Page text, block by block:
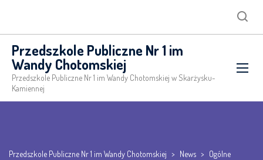
Przedszkole Publiczne Nr 1 im
Wandy Chotomskiej
Przedszkole Publiczne Nr 1 im Wandy Chotomskiej w Skarżysku-
Kamiennej
Przedszkole Publiczne Nr 1 im Wandy Chotomskiej > News > Ogólne